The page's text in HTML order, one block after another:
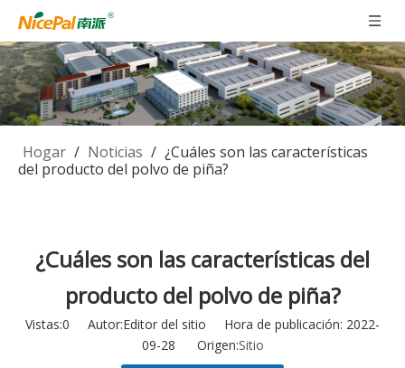
Hogar / Noticias / ¿Cuáles son las características
del producto del polvo de piña?
¿Cuáles son las características del
producto del polvo de piña?
Vistas:0 Autor:Editor del sitio Hora de publicación: 2022-
09-28 Origen:Sitio